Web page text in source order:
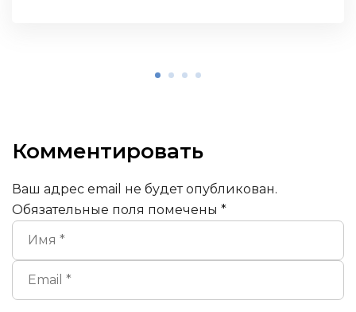
Комментировать
Ваш адрес email не будет опубликован.
Обязательные поля помечены *